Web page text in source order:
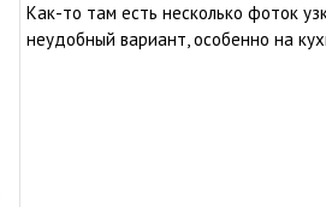
Как-то там есть несколько фоток
неудобный вариант, особенно на